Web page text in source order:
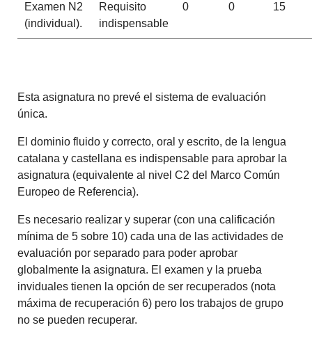
Examen N2
(individual).
Requisito
indispensable
0 0 15
Esta asignatura no prevé el sistema de evaluación
única.
El dominio fluido y correcto, oral y escrito, de la lengua
catalana y castellana es indispensable para aprobar la
asignatura (equivalente al nivel C2 del Marco Común
Europeo de Referencia).
Es necesario realizar y superar (con una calificación
mínima de 5 sobre 10) cada una de las actividades de
evaluación por separado para poder aprobar
globalmente la asignatura. El examen y la prueba
inviduales tienen la opción de ser recuperados (nota
máxima de recuperación 6) pero los trabajos de grupo
no se pueden recuperar.